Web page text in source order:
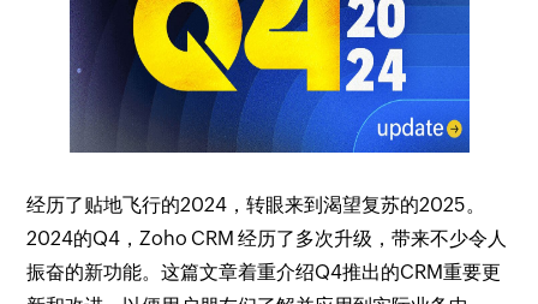
经历了贴地飞行的2024，转眼来到渴望复苏的2025。
2024的Q4，Zoho CRM 经历了多次升级，带来不少令人
振奋的新功能。这篇文章着重介绍Q4推出的CRM重要更